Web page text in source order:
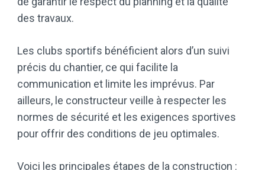
des travaux.
Les clubs sportifs bénéficient alors d’un suivi
précis du chantier, ce qui facilite la
communication et limite les imprévus. Par
ailleurs, le constructeur veille à respecter les
normes de sécurité et les exigences sportives
pour offrir des conditions de jeu optimales.
Voici les principales étapes de la construction :